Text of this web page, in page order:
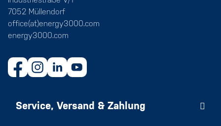
7052 Müllendorf
office(at)energy3000.com
energy3000.com
Service, Versand & Zahlung